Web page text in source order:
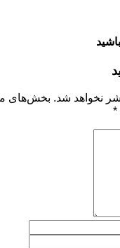
نخواهد شد. بخش‌های
*